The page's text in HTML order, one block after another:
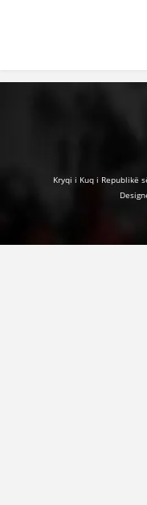
Kryqi i Kuq i Republikë